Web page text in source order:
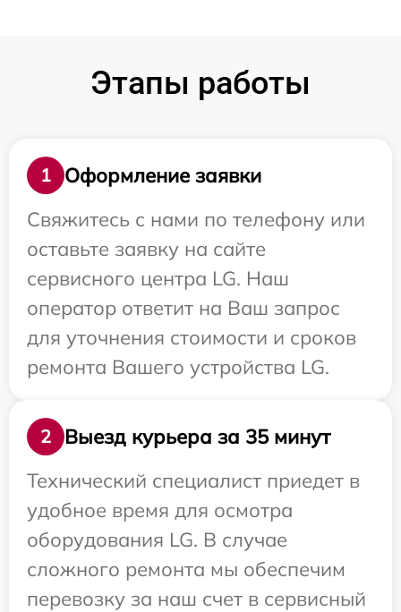
Этапы работы
1
Оформление заявки
Свяжитесь с нами по телефону или
оставьте заявку на сайте
сервисного центра LG. Наш
оператор ответит на Ваш запрос
для уточнения стоимости и сроков
ремонта Вашего устройства LG.
2
Выезд курьера за 35 минут
Технический специалист приедет в
удобное время для осмотра
оборудования LG. В случае
сложного ремонта мы обеспечим
перевозку за наш счет в сервисный